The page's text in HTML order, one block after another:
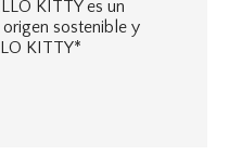
KITTY es un
sostenible y
KITTY*